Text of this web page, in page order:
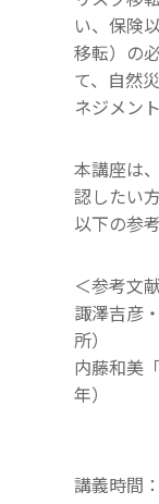
い、保険
移転）の
て、自然
ネジメン
本講座は
認したい
以下の参
＜参考文
諏澤吉彦
所）
内藤和美
年）
講義時間